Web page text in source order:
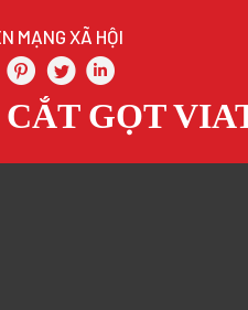
MẠNG XÃ HỘI
GỌT